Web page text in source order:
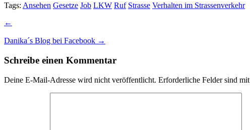
Tags: Ansehen Gesetze Job LKW Ruf Strasse Verhalten im Strassenverkehr
Post
←
Danika´s Blog bei Facebook →
Schreibe einen Kommentar
Deine E-Mail-Adresse wird nicht veröffentlicht. Erforderliche Felder sind mit